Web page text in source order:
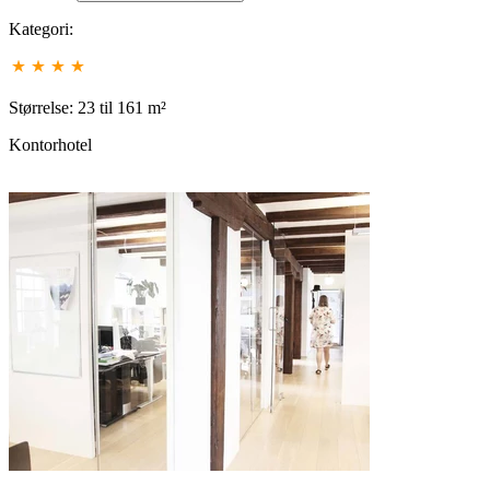
Kategori:
Størrelse: 23 til 161 m²
Kontorhotel